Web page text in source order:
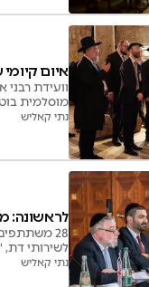
איום
מוסלמית
נתי קאליש
לראשונה:
לשירותי דת,
נתי קאליש